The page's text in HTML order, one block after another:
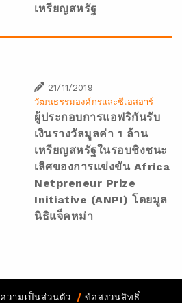
เหรียญสหรัฐ
21/11/2019
วัฒนธรรมองค์กรและซีเอสอาร์
ผู้ประกอบการแอฟริกันรับ
เงินรางวัลมูลค่า 1 ล้าน
เหรียญสหรัฐในรอบชิงชนะ
เลิศของการแข่งขัน Africa
Netpreneur Prize
Initiative (ANPI) โดยมูล
นิธิแจ็คหม่า
ความเป็นส่วนตัว ข้อสงวนสิทธิ์